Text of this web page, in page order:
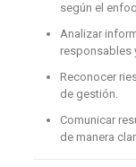
según el
Analizar
responsables
Reconocer
de gestión.
Comunicar
de manera